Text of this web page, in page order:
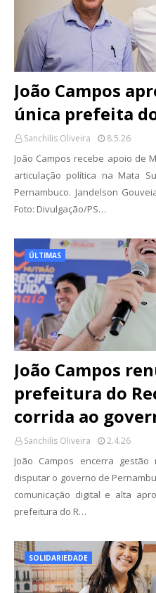
João Campos
única prefeita do
Sanchilis Oliveira 8.5.26
João Campos recebe apoio de
articulação política na Mata
Pernambuco. Jandelson
Foto: Divulgação/PS…
ÚLTIMAS
João Campos
prefeitura do
corrida ao
Sanchilis Oliveira 2.4.26
João Campos encerra
disputar o governo de
comunicação digital e alta
prefeitura do R…
SOLIDARIEDADE